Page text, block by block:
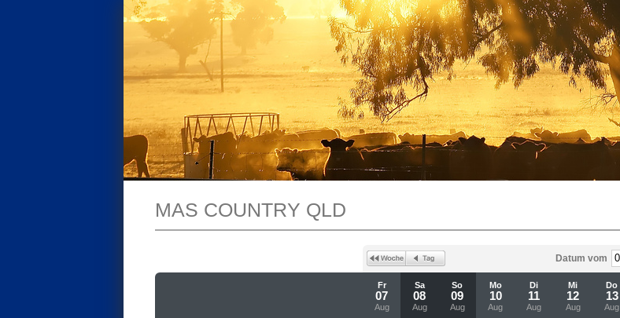
MAS COUNTRY QLD
Datum vom
Fr
07
Aug
Sa
08
Aug
So
09
Aug
Mo
10
Aug
Di
11
Aug
Mi
12
Aug
Do
13
Aug